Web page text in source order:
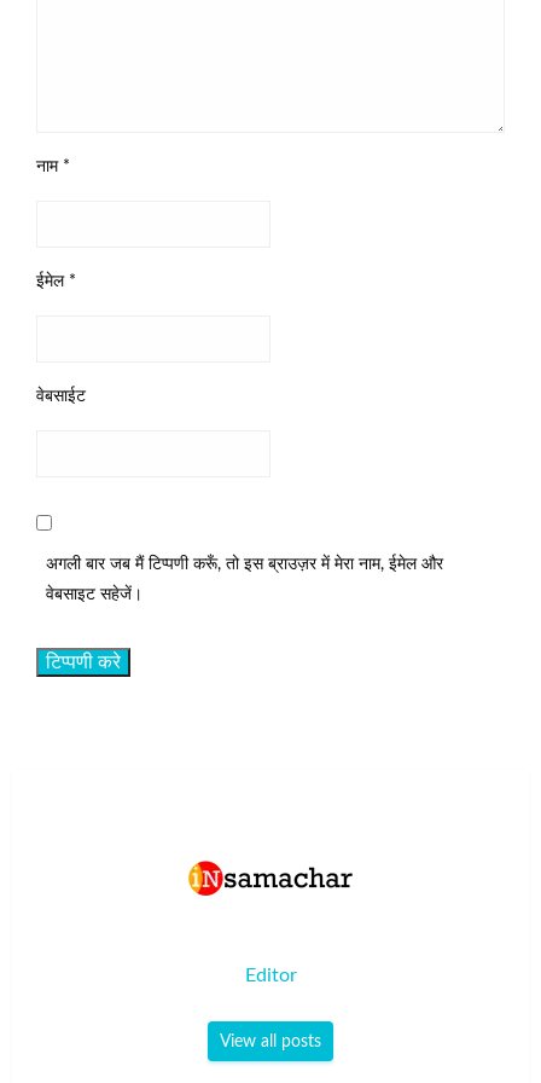
नाम *
ईमेल *
वेबसाईट
अगली बार जब मैं टिप्पणी करूँ, तो इस ब्राउज़र में मेरा नाम, ईमेल और
वेबसाइट सहेजें।
Editor
View all posts